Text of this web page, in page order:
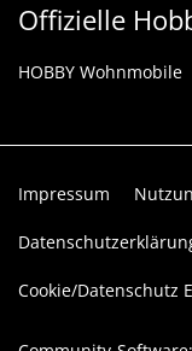
Offizielle
HOBBY Wohnmobile
Impressum
Cookie/Datenschutz